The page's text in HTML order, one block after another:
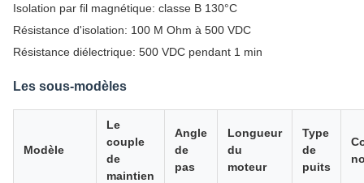
Isolation par fil magnétique: classe B 130°C
Résistance d'isolation: 100 M Ohm à 500 VDC
Résistance diélectrique: 500 VDC pendant 1 min
Les sous-modèles
Modèle
Le
couple
de
maintien
Angle
de
pas
Longueur
du
moteur
Type
de
puits